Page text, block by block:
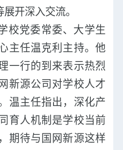
展开深入交流。
校党委常委、大学生
主任温克利主持。他
一行的到来表示热烈
新源公司对学校人才
温主任指出，深化产
育人机制是学校当前
期待与国网新源这样